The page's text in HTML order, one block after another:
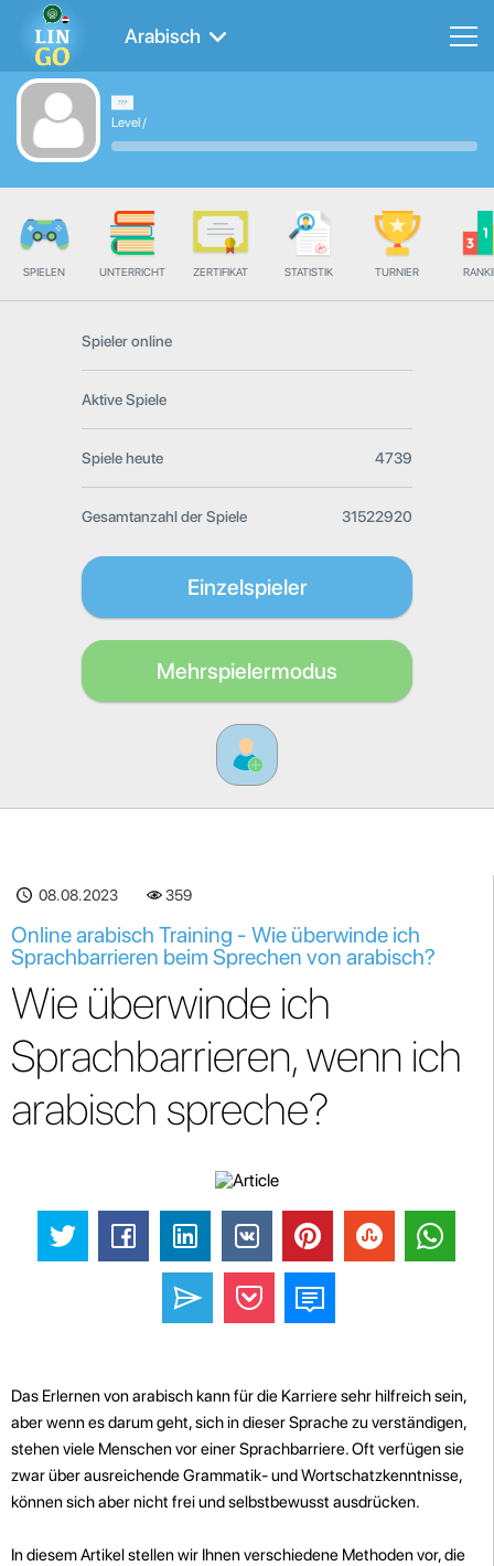
Arabisch
Level/
SPIELEN UNTERRICHT ZERTIFIKAT STATISTIK TURNIER
Spieler online
Aktive Spiele
Spiele heute 4739
Gesamtanzahl der Spiele 31522920
Einzelspieler
Mehrspielermodus
08.08.2023 359
Online arabisch Training - Wie überwinde ich
Sprachbarrieren beim Sprechen von arabisch?
Wie überwinde ich
Sprachbarrieren, wenn ich
arabisch spreche?
Das Erlernen von arabisch kann für die Karriere sehr hilfreich sein,
aber wenn es darum geht, sich in dieser Sprache zu verständigen,
stehen viele Menschen vor einer Sprachbarriere. Oft verfügen sie
zwar über ausreichende Grammatik- und Wortschatzkenntnisse,
können sich aber nicht frei und selbstbewusst ausdrücken.
In diesem Artikel stellen wir Ihnen verschiedene Methoden vor, die